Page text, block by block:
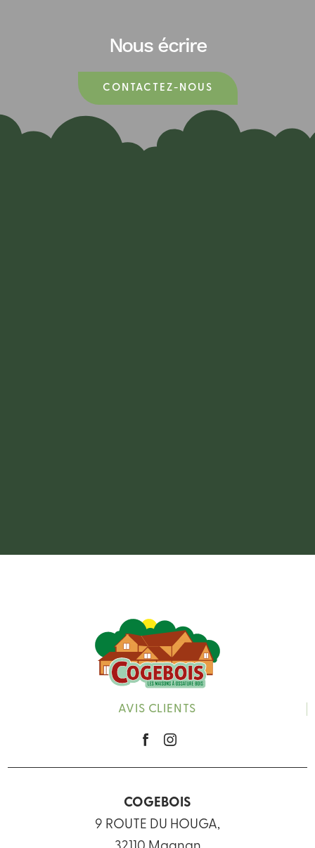
Nous écrire
CONTACTEZ-NOUS
AVIS CLIENTS
COGEBOIS
9 ROUTE DU HOUGA,